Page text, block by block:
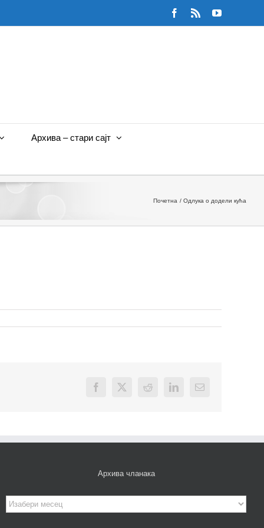
Facebook
Rss YouTube
Архива – стари сајт
Почетна Oдлука о додели кућа
Facebook
X Reddit LinkedInEmail
Архива чланака
Архива
чланака